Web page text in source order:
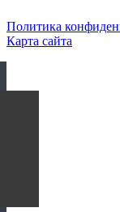
Политика
Карта сайта